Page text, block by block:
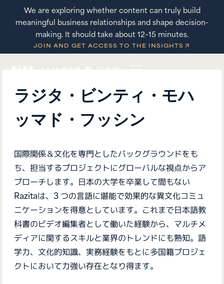
We are exploring whether content can truly build
meaningful business relationships and shape decision-
making. It should take about 12–15 minutes.
JOIN AND GET ACCESS TO THE INSIGHTS
ラジタ・ビンティ・モハ
ッマド・フッシン
国際関係＆文化を専門としたバックグラウンドをも
ち、担当するプロジェクトにグローバルな視点からア
プローチします。日本の大学を卒業して間もない
Razitaは、3 つの言語に堪能で効果的な異文化コミュ
ニケーションを得意としています。これまで日本語教
科書のビデオ編集者として働いた経験から、マルチメ
ディアに関するスキルと業界のトレンドにも熟知。語
学力、文化的知識、実務経験をもとに多国籍プロジェ
クトにおいて力強い存在となり得ます。